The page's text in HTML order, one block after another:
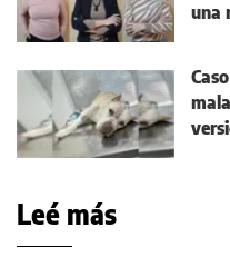
una
Leé más